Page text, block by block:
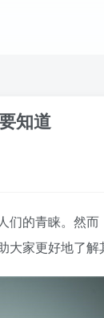
知道
的青睐。然
家更好地了解